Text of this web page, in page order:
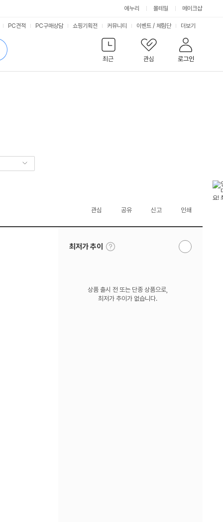
에누리 몰테일 메이크샵
최근
관심 로그인
PC견적 PC구매상담 쇼핑기획전 커뮤니티 이벤트 / 체험단 서
비
스
더보기
관심 공유 신고 인쇄
최저가 추이
툴
팁
알
상품 출시 전 또는 단종 상품으로,
최저가 추이가 없습니다.